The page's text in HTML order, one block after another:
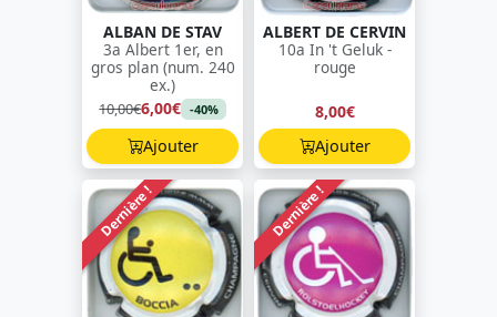
ALBAN DE STAV
3a Albert 1er, en
gros plan (num. 240
ex.)
10,00€6,00€ -40%
Ajouter
ALBERT DE CERVIN
10a In 't Geluk -
rouge
8,00€
Ajouter
Dernière ! Dernière !